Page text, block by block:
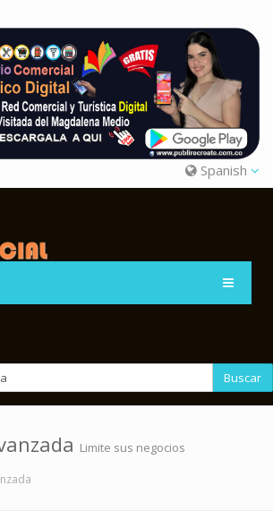
Spanish
Buscar
Limite sus negocios